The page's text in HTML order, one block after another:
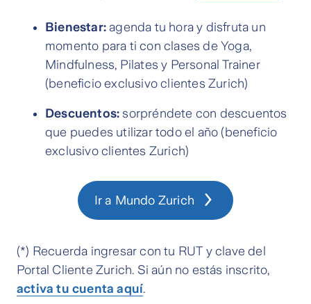
Bienestar: agenda tu hora y disfruta un
momento para ti con clases de Yoga,
Mindfulness, Pilates y Personal Trainer
(beneficio exclusivo clientes Zurich)
Descuentos: sorpréndete con descuentos
que puedes utilizar todo el año (beneficio
exclusivo clientes Zurich)
Ir a Mundo Zurich
(*) Recuerda ingresar con tu RUT y clave del
Portal Cliente Zurich. Si aún no estás inscrito,
activa tu cuenta aquí.